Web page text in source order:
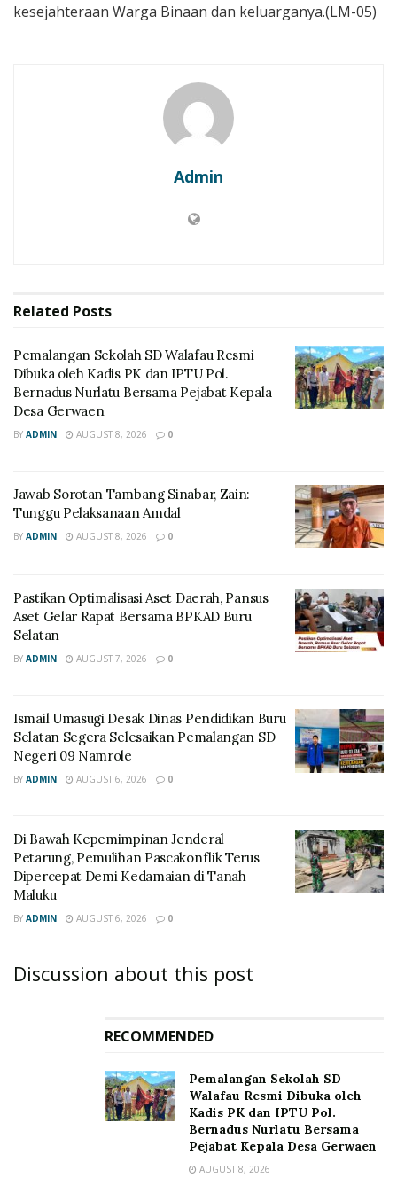
kesejahteraan Warga Binaan dan keluarganya.(LM-05)
Admin
Related Posts
Pemalangan Sekolah SD Walafau Resmi
Dibuka oleh Kadis PK dan IPTU Pol.
Bernadus Nurlatu Bersama Pejabat Kepala
Desa Gerwaen
BY ADMIN AUGUST 8, 2026 0
Jawab Sorotan Tambang Sinabar, Zain:
Tunggu Pelaksanaan Amdal
BY ADMIN AUGUST 8, 2026 0
Pastikan Optimalisasi Aset Daerah, Pansus
Aset Gelar Rapat Bersama BPKAD Buru
Selatan
BY ADMIN AUGUST 7, 2026 0
Ismail Umasugi Desak Dinas Pendidikan Buru
Selatan Segera Selesaikan Pemalangan SD
Negeri 09 Namrole
BY ADMIN AUGUST 6, 2026 0
Di Bawah Kepemimpinan Jenderal
Petarung, Pemulihan Pascakonflik Terus
Dipercepat Demi Kedamaian di Tanah
Maluku
BY ADMIN AUGUST 6, 2026 0
Discussion about this post
RECOMMENDED
Pemalangan Sekolah SD
Walafau Resmi Dibuka oleh
Kadis PK dan IPTU Pol.
Bernadus Nurlatu Bersama
Pejabat Kepala Desa Gerwaen
AUGUST 8, 2026